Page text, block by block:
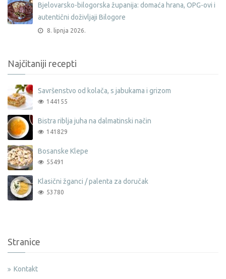
Bjelovarsko-bilogorska županija: domaća hrana, OPG-ovi i
autentični doživljaji Bilogore
8. lipnja 2026.
Najčitaniji recepti
Savršenstvo od kolača, s jabukama i grizom
144155
Bistra riblja juha na dalmatinski način
141829
Bosanske Klepe
55491
Klasični žganci / palenta za doručak
53780
Stranice
Kontakt